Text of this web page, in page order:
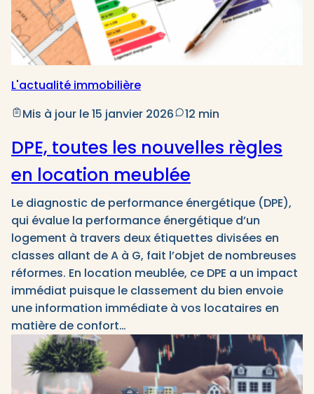
L'actualité immobilière
Mis à jour le 15 janvier 2026
12 min
DPE, toutes les nouvelles règles
en location meublée
Le diagnostic de performance énergétique (DPE),
qui évalue la performance énergétique d’un
logement à travers deux étiquettes divisées en
classes allant de A à G, fait l’objet de nombreuses
réformes. En location meublée, ce DPE a un impact
immédiat puisque le classement du bien envoie
une information immédiate à vos locataires en
matière de confort…